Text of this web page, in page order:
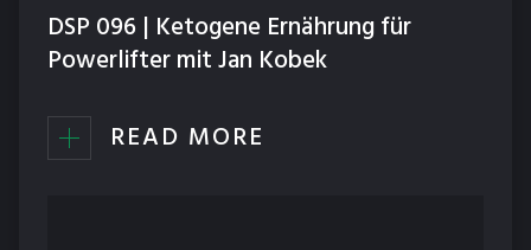
DSP 096 | Ketogene Ernährung für
Powerlifter mit Jan Kobek
READ MORE